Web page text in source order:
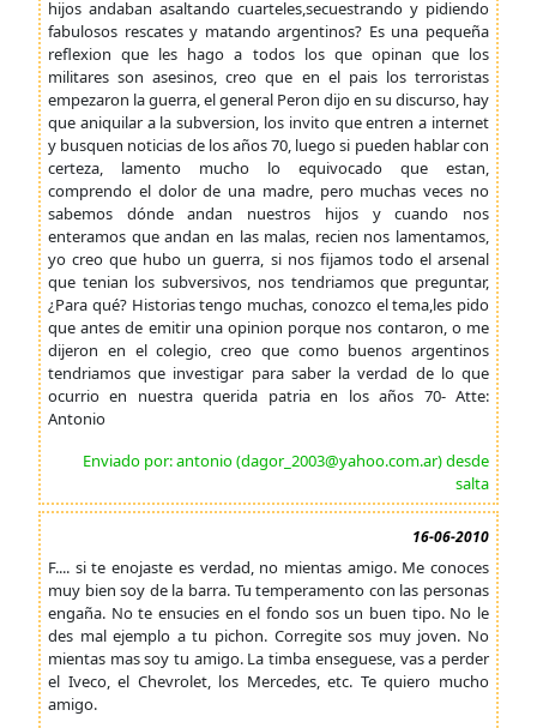
hijos andaban asaltando cuarteles,secuestrando y pidiendo
fabulosos rescates y matando argentinos? Es una pequeña
reflexion que les hago a todos los que opinan que los
militares son asesinos, creo que en el pais los terroristas
empezaron la guerra, el general Peron dijo en su discurso, hay
que aniquilar a la subversion, los invito que entren a internet
y busquen noticias de los años 70, luego si pueden hablar con
certeza, lamento mucho lo equivocado que estan,
comprendo el dolor de una madre, pero muchas veces no
sabemos dónde andan nuestros hijos y cuando nos
enteramos que andan en las malas, recien nos lamentamos,
yo creo que hubo un guerra, si nos fijamos todo el arsenal
que tenian los subversivos, nos tendriamos que preguntar,
¿Para qué? Historias tengo muchas, conozco el tema,les pido
que antes de emitir una opinion porque nos contaron, o me
dijeron en el colegio, creo que como buenos argentinos
tendriamos que investigar para saber la verdad de lo que
ocurrio en nuestra querida patria en los años 70- Atte:
Antonio
Enviado por: antonio (dagor_2003@yahoo.com.ar) desde
salta
16-06-2010
F.... si te enojaste es verdad, no mientas amigo. Me conoces
muy bien soy de la barra. Tu temperamento con las personas
engaña. No te ensucies en el fondo sos un buen tipo. No le
des mal ejemplo a tu pichon. Corregite sos muy joven. No
mientas mas soy tu amigo. La timba enseguese, vas a perder
el Iveco, el Chevrolet, los Mercedes, etc. Te quiero mucho
amigo.